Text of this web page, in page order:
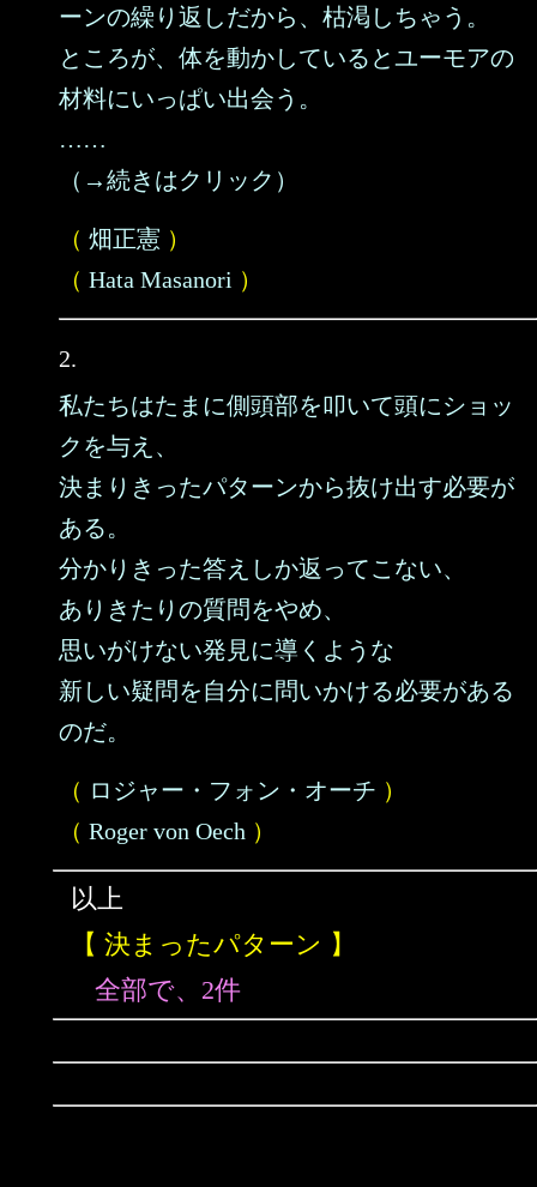
ーンの繰り返しだから、枯渇しちゃう。
ところが、体を動かしているとユーモアの
材料にいっぱい出会う。
……
（→続きはクリック）
（ 畑正憲 ）
（ Hata Masanori ）
2.
私たちはたまに側頭部を叩いて頭にショッ
クを与え、
決まりきったパターンから抜け出す必要が
ある。
分かりきった答えしか返ってこない、
ありきたりの質問をやめ、
思いがけない発見に導くような
新しい疑問を自分に問いかける必要がある
のだ。
（ ロジャー・フォン・オーチ ）
（ Roger von Oech ）
以上
【 決まったパターン 】
全部で、2件